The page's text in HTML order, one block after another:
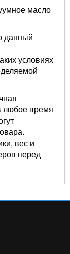
масло
данный
условиях
любое время
вес и
перед